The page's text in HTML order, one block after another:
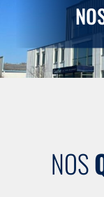
Nos qualifications
Nos partenaires
Contact
NOS